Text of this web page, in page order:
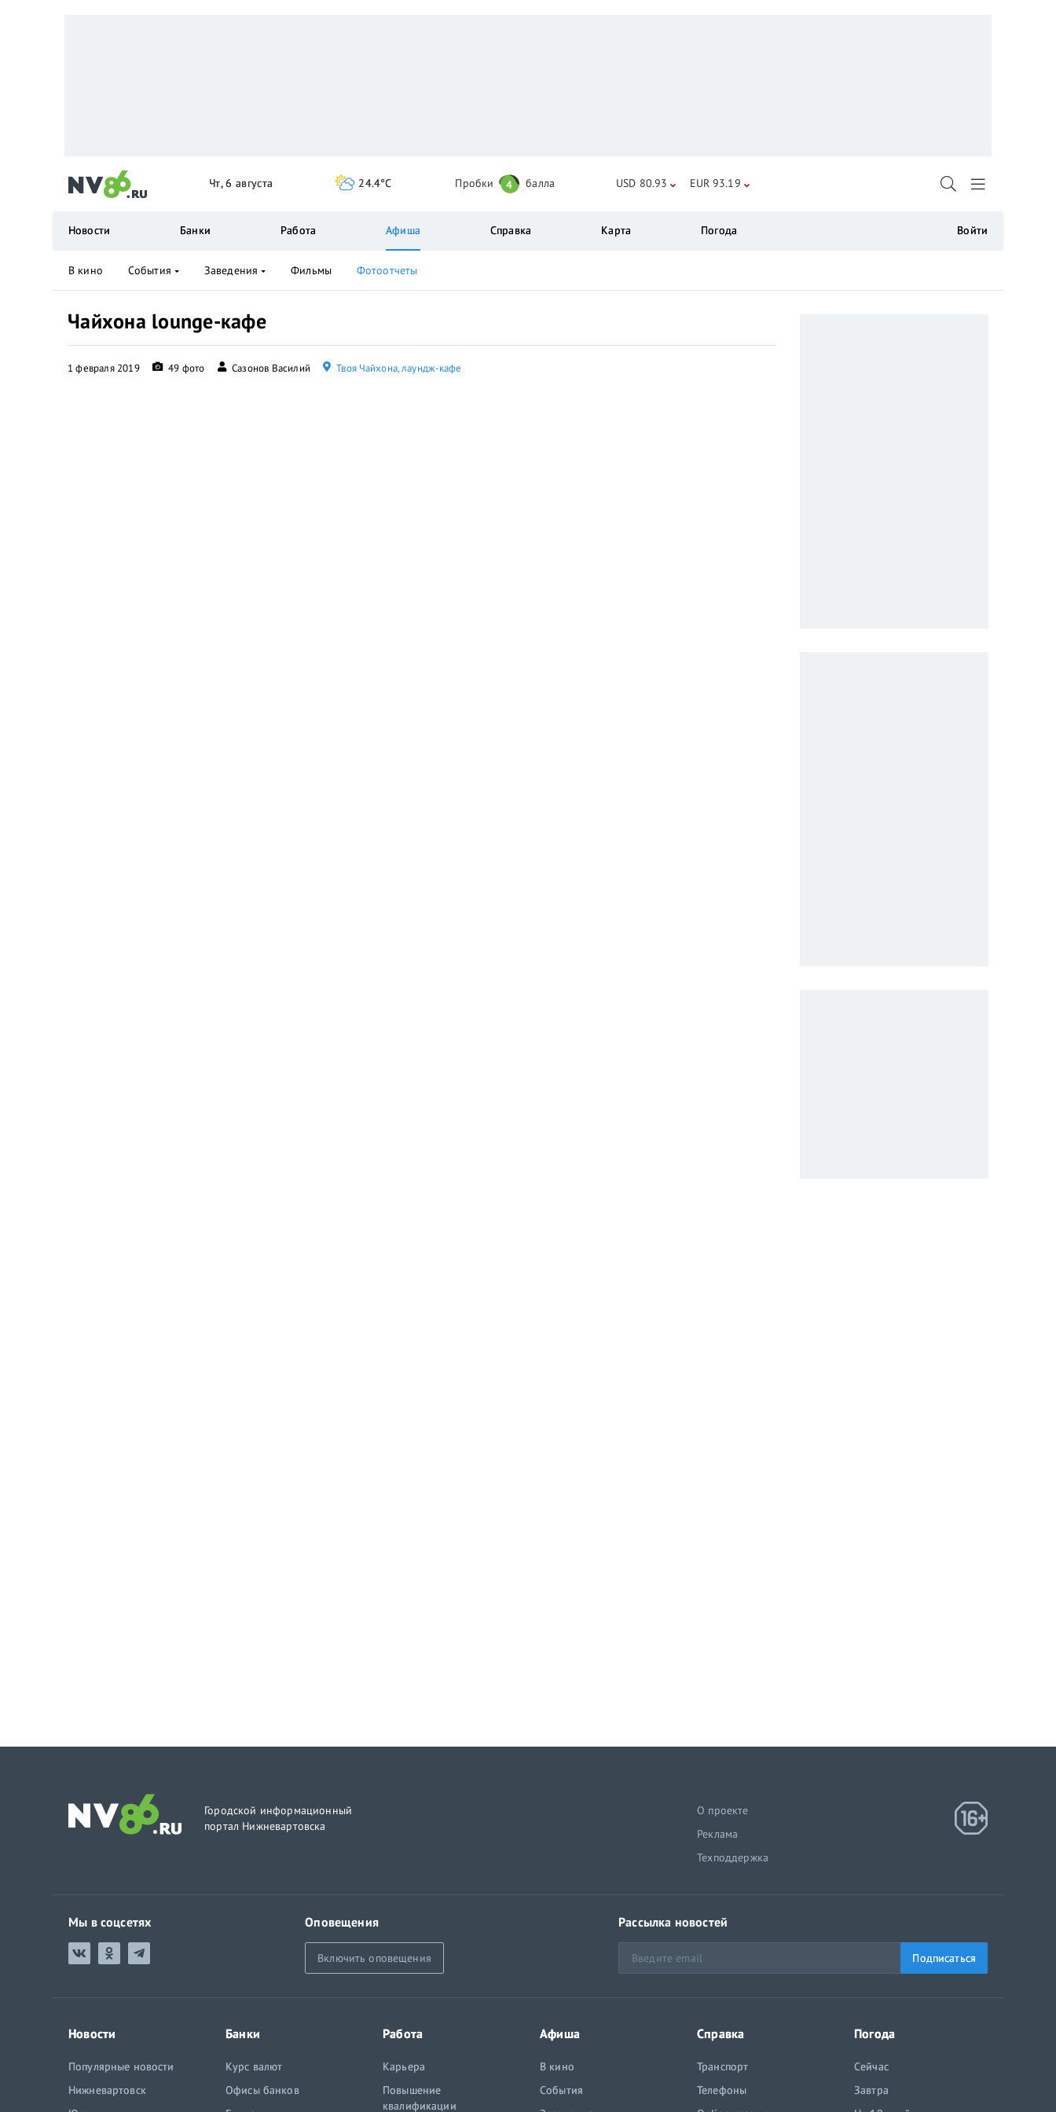
Чайхона lounge-кафе
1 февраля 2019 49 фото Сазонов Василий Твоя Чайхона, лаундж-кафе
Чт, 6 августа 24.4°C Пробки 4 балла USD 80.93 EUR 93.19
Новости Банки Работа Афиша Справка Карта Погода Войти
В кино События Заведения Фильмы Фотоотчеты
Городской информационный
портал Нижневартовска
О проекте
Реклама
Техподдержка
Мы в соцсетях Оповещения
Включить оповещения
Рассылка новостей
Подписаться
Новости
Популярные новости
Нижневартовск
Банки
Курс валют
Офисы банков
Работа
Карьера
Повышение
квалификации
Афиша
В кино
События
Справка
Транспорт
Телефоны
Погода
Сейчас
Завтра